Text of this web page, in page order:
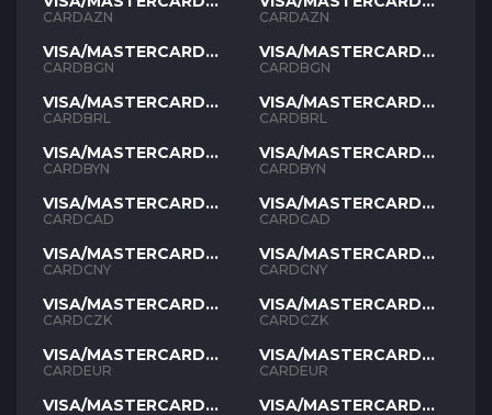
AZN
CARDAZN
VISA/MASTERCARD
BGN
CARDBGN
VISA/MASTERCARD
BRL
CARDBRL
VISA/MASTERCARD
BYN
CARDBYN
VISA/MASTERCARD
CAD
CARDCAD
VISA/MASTERCARD
CNY
CARDCNY
VISA/MASTERCARD
CZK
CARDCZK
VISA/MASTERCARD
EUR
CARDEUR
VISA/MASTERCARD
AZN
CARDAZN
VISA/MASTERCARD
BGN
CARDBGN
VISA/MASTERCARD
BRL
CARDBRL
VISA/MASTERCARD
BYN
CARDBYN
VISA/MASTERCARD
CAD
CARDCAD
VISA/MASTERCARD
CNY
CARDCNY
VISA/MASTERCARD
CZK
CARDCZK
VISA/MASTERCARD
EUR
CARDEUR
VISA/MASTERCARD